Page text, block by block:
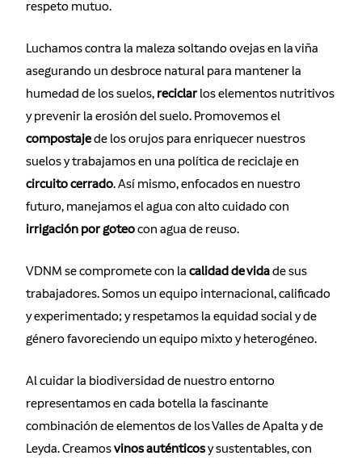
respeto mutuo.
Luchamos contra la maleza soltando ovejas en la viña
asegurando un desbroce natural para mantener la
humedad de los suelos, reciclarlos elementos nutritivos
y prevenir la erosión del suelo. Promovemos el
compostajede los orujos para enriquecer nuestros
suelos y trabajamos en una política de reciclaje en
circuito cerrado. Así mismo, enfocados en nuestro
futuro, manejamos el agua con alto cuidado con
irrigación por goteocon agua de reuso.
VDNM se compromete con la calidad de vidade sus
trabajadores. Somos un equipo internacional, calificado
y experimentado; y respetamos la equidad social y de
género favoreciendo un equipo mixto y heterogéneo.
Al cuidar la biodiversidad de nuestro entorno
representamos en cada botella la fascinante
combinación de elementos de los Valles de Apalta y de
Leyda. Creamosvinos auténticosy sustentables, con